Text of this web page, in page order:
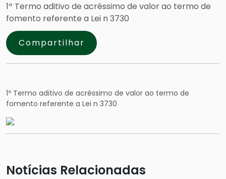
1º Termo aditivo de acréssimo de valor ao termo de
fomento referente a Lei n 3730
Compartilhar
1º Termo aditivo de acréssimo de valor ao termo de
fomento referente a Lei n 3730
Notícias Relacionadas